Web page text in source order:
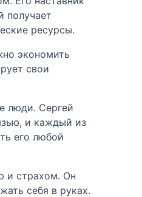
получает
ресурсы.
экономить
свои
люди. Сергей
и каждый из
его любой
и страхом. Он
себя в руках.